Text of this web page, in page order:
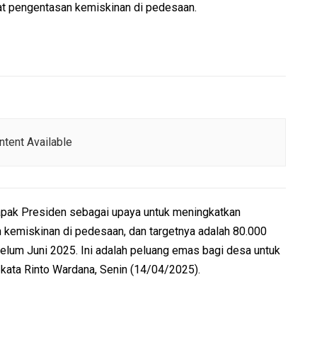
pengentasan kemiskinan di pedesaan.
Available
Presiden sebagai upaya untuk meningkatkan
di pedesaan, dan targetnya adalah 80.000
Juni 2025. Ini adalah peluang emas bagi desa untuk
Rinto Wardana, Senin (14/04/2025).